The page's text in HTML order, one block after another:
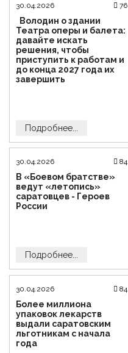
30.04.2026 76
Володин о здании
Театра оперы и балета:
давайте искать
решения, чтобы
приступить к работам и
до конца 2027 года их
завершить
Подробнее...
30.04.2026 84
В «Боевом братстве»
ведут «летопись»
саратовцев - Героев
России
Подробнее...
30.04.2026 84
Более миллиона
упаковок лекарств
выдали саратовским
льготникам с начала
года